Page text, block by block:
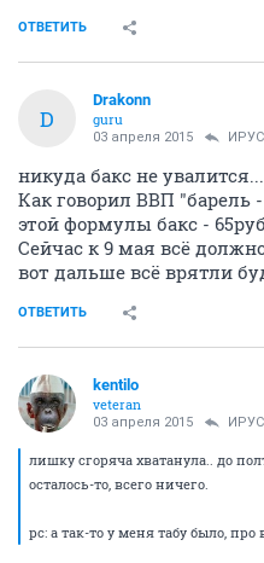
ОТВЕТИТЬ
D
Drakonn
guru
03 апреля 2015
никуда бакс не увалится...
Как говорил ВВП "барель
этой формулы бакс - 65руб
Сейчас к 9 мая всё
вот дальше всё врятли
ОТВЕТИТЬ
kentilo
veteran
03 апреля 2015
лишку сгоряча хватанула.. до
осталось-то, всего ничего.
рс: а так-то у меня табу было,